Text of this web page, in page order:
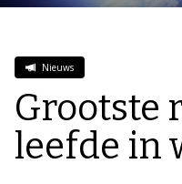
Nieuws
Grootste
leefde in